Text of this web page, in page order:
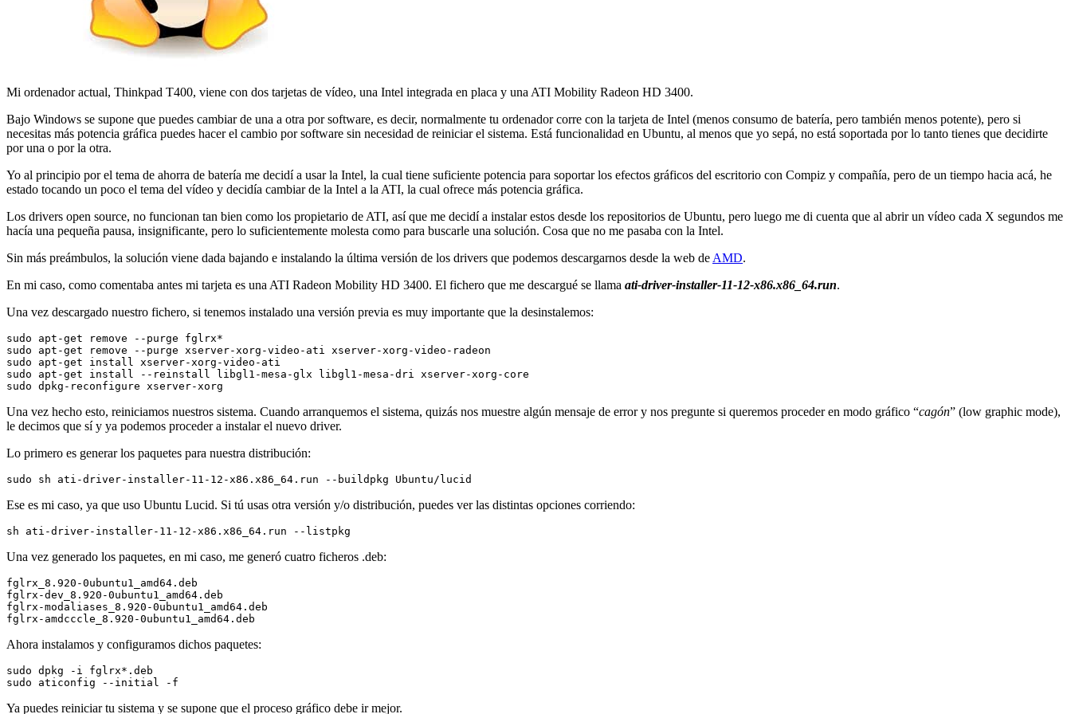
Mi ordenador actual, Thinkpad T400, viene con dos tarjetas de vídeo, una Intel integrada en placa y una ATI Mobility Radeon HD 3400.
Bajo Windows se supone que puedes cambiar de una a otra por software, es decir, normalmente tu ordenador corre con la tarjeta de Intel (menos consumo de batería, pero también menos potente), pero si
necesitas más potencia gráfica puedes hacer el cambio por software sin necesidad de reiniciar el sistema. Está funcionalidad en Ubuntu, al menos que yo sepá, no está soportada por lo tanto tienes que decidirte
por una o por la otra.
Yo al principio por el tema de ahorra de batería me decidí a usar la Intel, la cual tiene suficiente potencia para soportar los efectos gráficos del escritorio con Compiz y compañía, pero de un tiempo hacia acá, he
estado tocando un poco el tema del vídeo y decidía cambiar de la Intel a la ATI, la cual ofrece más potencia gráfica.
Los drivers open source, no funcionan tan bien como los propietario de ATI, así que me decidí a instalar estos desde los repositorios de Ubuntu, pero luego me di cuenta que al abrir un vídeo cada X segundos me
hacía una pequeña pausa, insignificante, pero lo suficientemente molesta como para buscarle una solución. Cosa que no me pasaba con la Intel.
Sin más preámbulos, la solución viene dada bajando e instalando la última versión de los drivers que podemos descargarnos desde la web de AMD.
En mi caso, como comentaba antes mi tarjeta es una ATI Radeon Mobility HD 3400. El fichero que me descargué se llama ati-driver-installer-11-12-x86.x86_64.run.
Una vez descargado nuestro fichero, si tenemos instalado una versión previa es muy importante que la desinstalemos:
sudo apt-get remove --purge fglrx*
sudo apt-get remove --purge xserver-xorg-video-ati xserver-xorg-video-radeon
sudo apt-get install xserver-xorg-video-ati
sudo apt-get install --reinstall libgl1-mesa-glx libgl1-mesa-dri xserver-xorg-core
sudo dpkg-reconfigure xserver-xorg
Una vez hecho esto, reiniciamos nuestros sistema. Cuando arranquemos el sistema, quizás nos muestre algún mensaje de error y nos pregunte si queremos proceder en modo gráfico “cagón” (low graphic mode),
le decimos que sí y ya podemos proceder a instalar el nuevo driver.
Lo primero es generar los paquetes para nuestra distribución:
sudo sh ati-driver-installer-11-12-x86.x86_64.run --buildpkg Ubuntu/lucid
Ese es mi caso, ya que uso Ubuntu Lucid. Si tú usas otra versión y/o distribución, puedes ver las distintas opciones corriendo:
sh ati-driver-installer-11-12-x86.x86_64.run --listpkg
Una vez generado los paquetes, en mi caso, me generó cuatro ficheros .deb:
fglrx_8.920-0ubuntu1_amd64.deb
fglrx-dev_8.920-0ubuntu1_amd64.deb
fglrx-modaliases_8.920-0ubuntu1_amd64.deb
fglrx-amdcccle_8.920-0ubuntu1_amd64.deb
Ahora instalamos y configuramos dichos paquetes:
sudo dpkg -i fglrx*.deb
sudo aticonfig --initial -f
Ya puedes reiniciar tu sistema y se supone que el proceso gráfico debe ir mejor.